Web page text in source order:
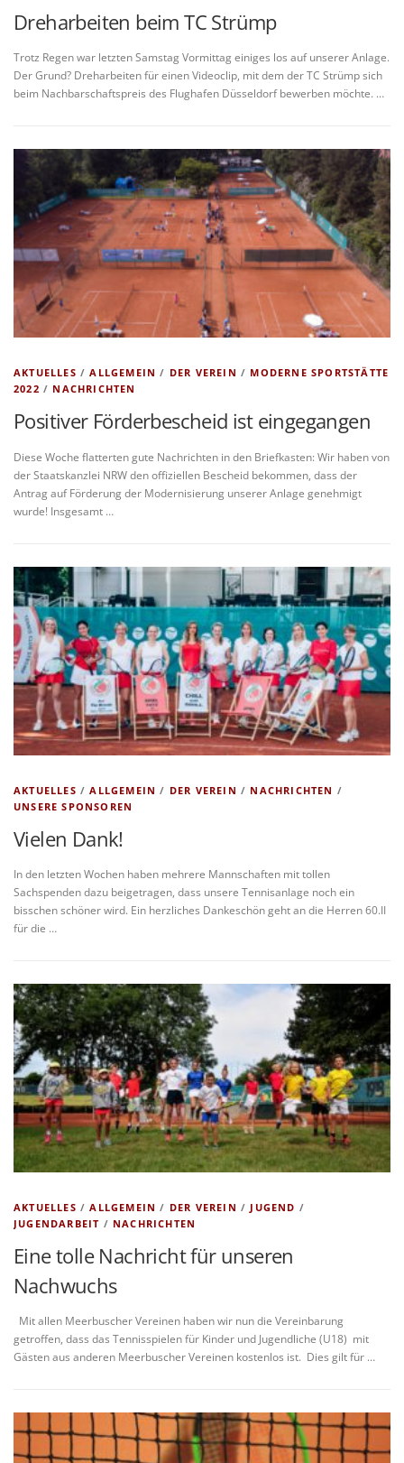
Dreharbeiten beim TC Strümp
Trotz Regen war letzten Samstag Vormittag einiges los auf unserer Anlage.
Der Grund? Dreharbeiten für einen Videoclip, mit dem der TC Strümp sich
beim Nachbarschaftspreis des Flughafen Düsseldorf bewerben möchte. …
AKTUELLES /ALLGEMEIN / DER VEREIN / MODERNE SPORTSTÄTTE
2022 / NACHRICHTEN
Positiver Förderbescheid ist eingegangen
Diese Woche flatterten gute Nachrichten in den Briefkasten: Wir haben von
der Staatskanzlei NRW den offiziellen Bescheid bekommen, dass der
Antrag auf Förderung der Modernisierung unserer Anlage genehmigt
wurde! Insgesamt …
AKTUELLES /ALLGEMEIN / DER VEREIN / NACHRICHTEN /
UNSERE SPONSOREN
Vielen Dank!
In den letzten Wochen haben mehrere Mannschaften mit tollen
Sachspenden dazu beigetragen, dass unsere Tennisanlage noch ein
bisschen schöner wird. Ein herzliches Dankeschön geht an die Herren 60.II
für die …
AKTUELLES /ALLGEMEIN / DER VEREIN / JUGEND /
JUGENDARBEIT / NACHRICHTEN
Eine tolle Nachricht für unseren
Nachwuchs
Mit allen Meerbuscher Vereinen haben wir nun die Vereinbarung
getroffen, dass das Tennisspielen für Kinder und Jugendliche (U18) mit
Gästen aus anderen Meerbuscher Vereinen kostenlos ist. Dies gilt für …